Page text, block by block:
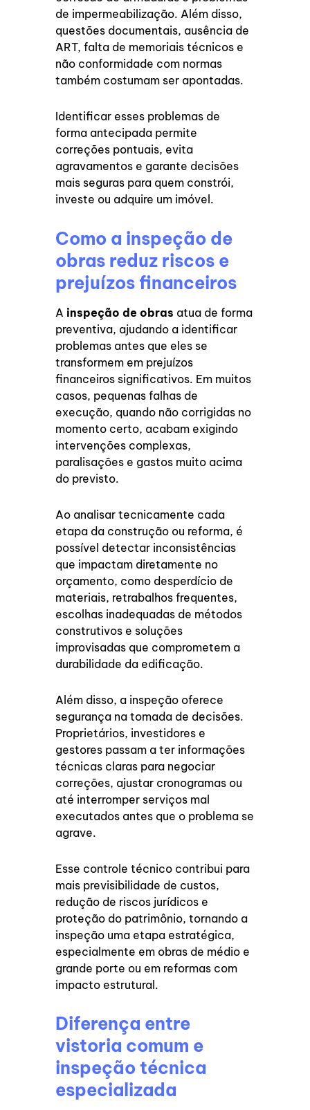
de impermeabilização. Além disso,
questões documentais, ausência de
ART, falta de memoriais técnicos e
não conformidade com normas
também costumam ser apontadas.
Identificar esses problemas de
forma antecipada permite
correções pontuais, evita
agravamentos e garante decisões
mais seguras para quem constrói,
investe ou adquire um imóvel.
Como a inspeção de
obras reduz riscos e
prejuízos financeiros
A inspeção de obras atua de forma
preventiva, ajudando a identificar
problemas antes que eles se
transformem em prejuízos
financeiros significativos. Em muitos
casos, pequenas falhas de
execução, quando não corrigidas no
momento certo, acabam exigindo
intervenções complexas,
paralisações e gastos muito acima
do previsto.
Ao analisar tecnicamente cada
etapa da construção ou reforma, é
possível detectar inconsistências
que impactam diretamente no
orçamento, como desperdício de
materiais, retrabalhos frequentes,
escolhas inadequadas de métodos
construtivos e soluções
improvisadas que comprometem a
durabilidade da edificação.
Além disso, a inspeção oferece
segurança na tomada de decisões.
Proprietários, investidores e
gestores passam a ter informações
técnicas claras para negociar
correções, ajustar cronogramas ou
até interromper serviços mal
executados antes que o problema se
agrave.
Esse controle técnico contribui para
mais previsibilidade de custos,
redução de riscos jurídicos e
proteção do patrimônio, tornando a
inspeção uma etapa estratégica,
especialmente em obras de médio e
grande porte ou em reformas com
impacto estrutural.
Diferença entre
vistoria comum e
inspeção técnica
especializada